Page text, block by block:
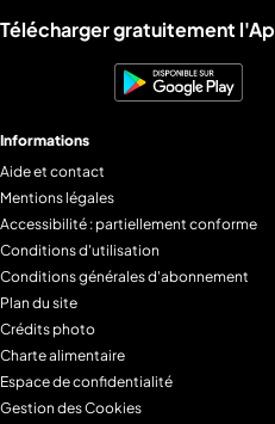
Liens utiles M6+.
Télécharger gratuitement
Informations
Aide et contact
Mentions légales
Accessibilité : partiellement conforme
Conditions d'utilisation
Conditions générales d'abonnement
Plan du site
Crédits photo
Charte alimentaire
Espace de confidentialité
Gestion des Cookies